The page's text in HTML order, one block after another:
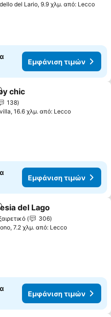
del Lario, 9.9 χλμ. από: Lecco
Εμφάνιση τιμών
στα αγαπημένα
chic
138
16.6 χλμ. από: Lecco
Εμφάνιση τιμών
στα αγαπημένα
del Lago
306
7.2 χλμ. από: Lecco
Εμφάνιση τιμών